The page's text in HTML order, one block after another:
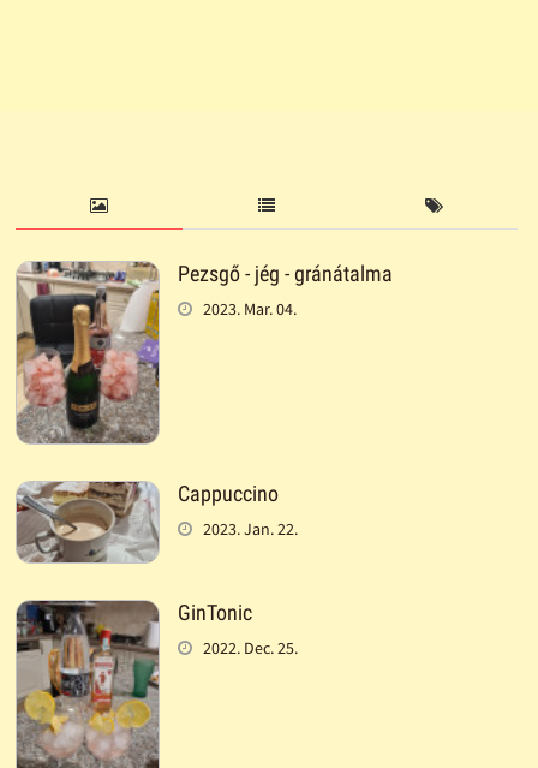
Pezsgő - jég - gránátalma
2023. Mar. 04.
Cappuccino
2023. Jan. 22.
GinTonic
2022. Dec. 25.